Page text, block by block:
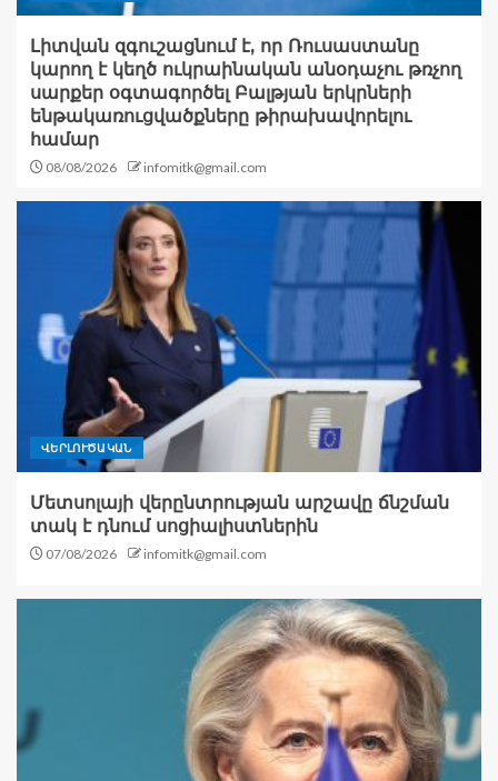
Լիտվան զգուշացնում է, որ Ռուսաստանը
կարող է կեղծ ուկրաինական անօդաչու թռչող
սարքեր օգտագործել Բալթյան երկրների
ենթակառուցվածքները թիրախավորելու
համար
08/08/2026 infomitk@gmail.com
ՎԵՐԼՈՒԾԱԿԱՆ
Մետսոլայի վերընտրության արշավը ճնշման
տակ է դնում սոցիալիստներին
07/08/2026 infomitk@gmail.com